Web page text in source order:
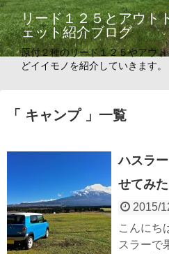
リード１２５とアウト
ェット紹介ブログ
原付２種のリード１２５やアウ
どイイモノを紹介していきます。
「 キャンプ 」一覧
ハスラ
せてみた
2015/
こんにち
スラーで